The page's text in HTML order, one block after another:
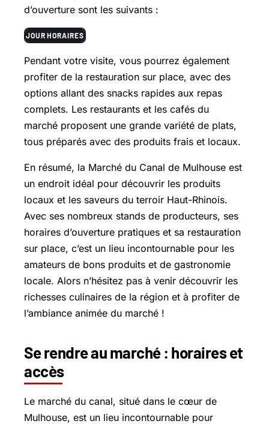
d’ouverture sont les suivants :
JOUR HORAIRES
Pendant votre visite, vous pourrez également
profiter de la restauration sur place, avec des
options allant des snacks rapides aux repas
complets. Les restaurants et les cafés du
marché proposent une grande variété de plats,
tous préparés avec des produits frais et locaux.
En résumé, la Marché du Canal de Mulhouse est
un endroit idéal pour découvrir les produits
locaux et les saveurs du terroir Haut-Rhinois.
Avec ses nombreux stands de producteurs, ses
horaires d’ouverture pratiques et sa restauration
sur place, c’est un lieu incontournable pour les
amateurs de bons produits et de gastronomie
locale. Alors n’hésitez pas à venir découvrir les
richesses culinaires de la région et à profiter de
l’ambiance animée du marché !
Se rendre au marché : horaires et
accès
Le marché du canal, situé dans le cœur de
Mulhouse, est un lieu incontournable pour